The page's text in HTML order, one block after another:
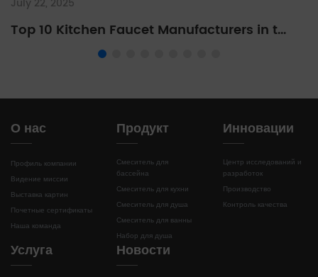
Top 10 Kitchen Faucet Manufacturers in t...
О нас
Профиль компании
Видение миссии
Выставка картин
Почетные сертификаты
Наша команда
Продукт
Смеситель для
бассейна
Смеситель для кухни
Смеситель для душа
Смеситель для ванны
Набор для душа
Инновации
Центр исследований и
разработок
Производство
Контроль качества
Услуга Новости